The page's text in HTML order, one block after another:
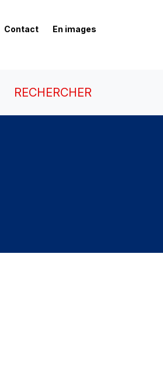
Contact En images
RECHERCHER